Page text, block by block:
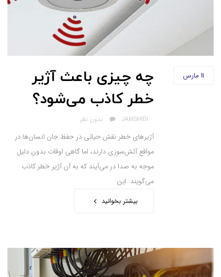
11مارس
چه چیزی باعث آژیر
خطر کاذب می‌شود؟
AUTHOR
JAMSHIDI بدون نظر
آژیرهای خطر نقش حیاتی در حفظ جان انسان‌ها در
مواقع آتش‌سوزی دارند، اما گاهی اوقات بدون دلیل
موجه به صدا در می‌آیند که به آن آژیر خطر کاذب
می‌گویند. این
بیشتر بخوانید